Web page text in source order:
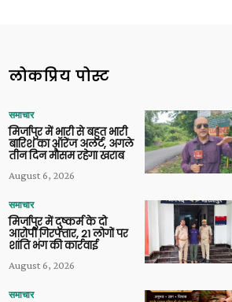
लोकप्रिय पोस्ट
समाचार
मिर्जापुर में भारी से बहुत भारी
बारिश का ऑरेंज अलर्ट, अगले
तीन दिन मौसम रहेगा खराब
August 6, 2026
समाचार
मिर्जापुर में दुष्कर्म के दो
आरोपी गिरफ्तार, 21 लोगों पर
शांति भंग की कार्रवाई
August 6, 2026
समाचार